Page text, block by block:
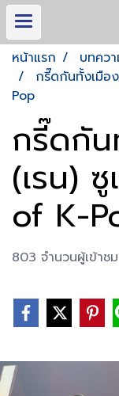
หน้าแรก บทคว
กรี๊ดกันทั้งเมือ
Pop
กรี๊ดกัน
(เรน)
of K-
803 จำนวนผู้เข้าชม